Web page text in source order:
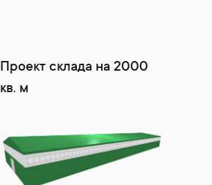
Проект склада на 2000
кв. м